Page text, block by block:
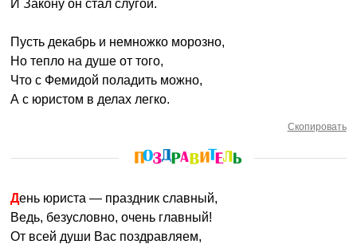
И Закону он стал слугой.
Пусть декабрь и немножко морозно,
Но тепло на душе от того,
Что с Фемидой поладить можно,
А с юристом в делах легко.
Скопировать
День юриста — праздник славный,
Ведь, безусловно, очень главный!
От всей души Вас поздравляем,